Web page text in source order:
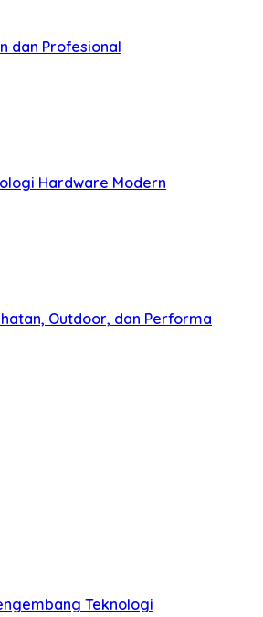
dan Profesional
Hardware Modern
Outdoor, dan Performa
Teknologi